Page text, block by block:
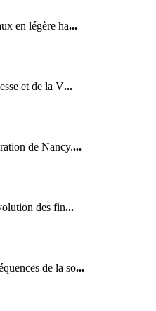
en légère ha...
et de la V...
de Nancy....
des fin...
de la so...